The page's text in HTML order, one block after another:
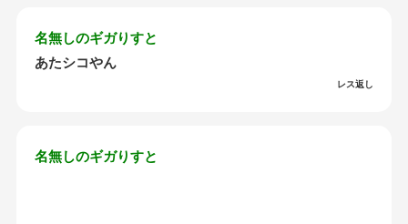
名無しのギガりすと
あたシコやん
レス返し
名無しのギガりすと